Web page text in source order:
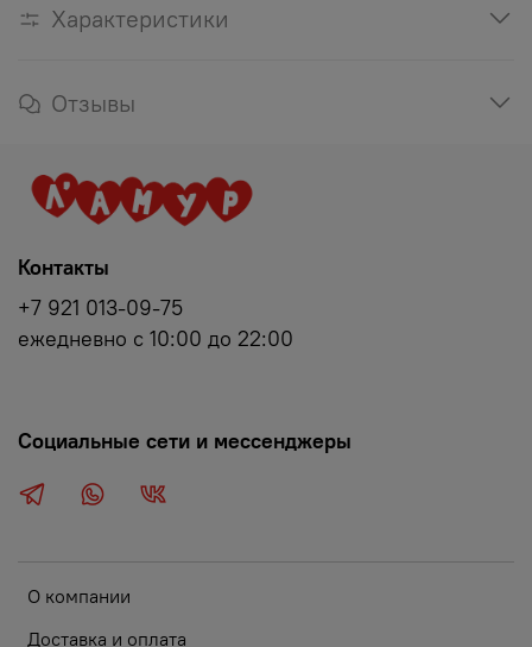
Характеристики
Отзывы
О компании
Доставка и оплата
Контакты
+7 921 013-09-75
ежедневно с 10:00 до 22:00
Социальные сети и мессенджеры